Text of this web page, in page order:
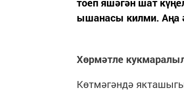
ышанасы килми. Аңа
Хөрмәтле
Көтмәгәндә